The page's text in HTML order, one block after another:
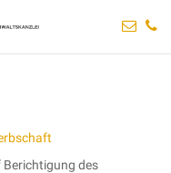
Berichtigung des